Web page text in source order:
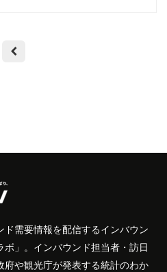
需要情報を配信するインバウン
ボ」。インバウンド担当者・訪日
や観光庁が発表する統計のわか